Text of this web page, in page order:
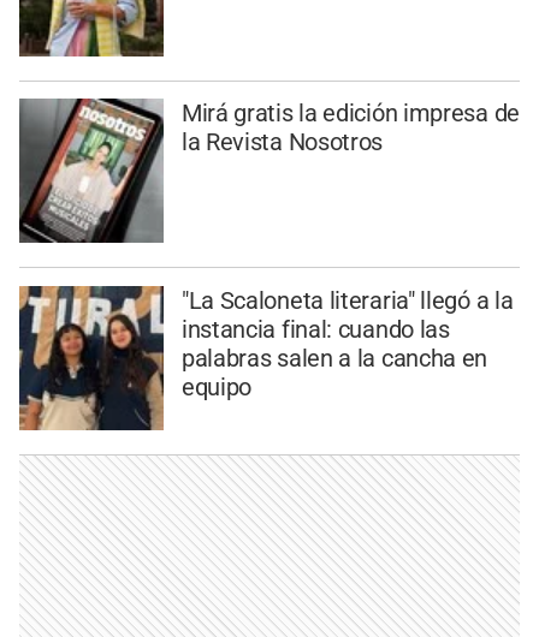
Mirá gratis la edición impresa de
la Revista Nosotros
"La Scaloneta literaria" llegó a la
instancia final: cuando las
palabras salen a la cancha en
equipo